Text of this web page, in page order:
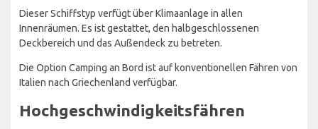
Dieser Schiffstyp verfügt über Klimaanlage in allen
Innenräumen. Es ist gestattet, den halbgeschlossenen
Deckbereich und das Außendeck zu betreten.
Die Option Camping an Bord ist auf konventionellen Fähren von
Italien nach Griechenland verfügbar.
Hochgeschwindigkeitsfähren